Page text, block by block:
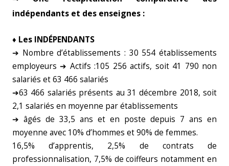
indépendants et des enseignes :
♦ Les INDÉPENDANTS
➔ Nombre d’établissements : 30 554 établissements
employeurs ➔ Actifs :105 256 actifs, soit 41 790 non
salariés et 63 466 salariés
➔63 466 salariés présents au 31 décembre 2018, soit
2,1 salariés en moyenne par établissements
➔ âgés de 33,5 ans et en poste depuis 7 ans en
moyenne avec 10% d’hommes et 90% de femmes.
16,5% d’apprentis, 2,5% de contrats de
professionnalisation, 7,5% de coiffeurs notamment en